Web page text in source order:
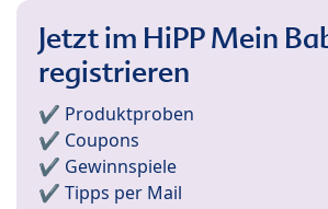
Jetzt im HiPP Mein
registrieren
✔️ Produktproben
✔️ Coupons
✔️ Gewinnspiele
✔️ Tipps per Mail